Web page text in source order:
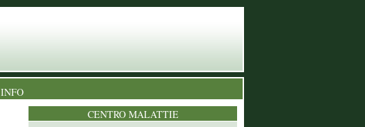
INFO
CENTRO MALATTIE